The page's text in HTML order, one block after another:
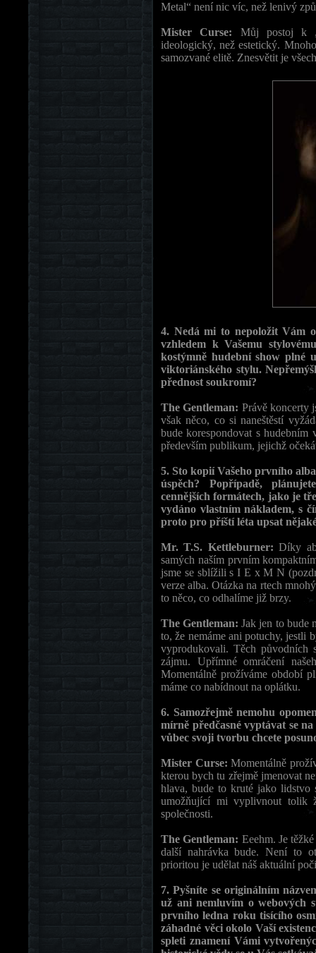
Metal“ není nic víc, než lenivý
Mister Curse: Můj postoj k
ideologický, než estetický.
samozvané elitě. Znesvětit je
4. Nedá mi to nepoložit Vám
vzhledem k Vašemu
kostýmně hudební show plné
viktoriánského stylu.
přednost soukromí?
The Gentleman: Právě koncerty
však něco, co si naneštěstí
bude korespondovat s
především publikum, jejichž
5. Sto kopií Vašeho prvního
úspěch? Popřípadě,
cennějších formátech, jako je
vydáno vlastním nákladem, s
proto pro příští léta upsat
Mr. T.S. Kettleburner:Díky
samých naším prvním
jsme se sblížili s I E x M N
verze alba. Otázka na rtech
to něco, co odhalíme již brzy.
The Gentleman:Jak jen to bude
to, že nemáme ani potuchy, jestli
vyprodukovali. Těch
zájmu. Upřímné omráčení
Momentálně prožíváme období
máme co nabídnout na oplátku.
6. Samozřejmě nemohu
mírně předčasné vyptávat se
vůbec svoji tvorbu chcete
Mister Curse:Momentálně
kterou bych tu zřejmě jmenovat
hlava, bude to kruté jako lidstvo
umožňující mi vyplivnout tolik
společnosti.
The Gentleman: Eeehm. Je
další nahrávka bude. Není to
prioritou je udělat náš aktuální
7. Pyšníte se originálním
už ani nemluvím o webových
prvního ledna roku tisícího
záhadné věci okolo Vaší
spleti znamení Vámi